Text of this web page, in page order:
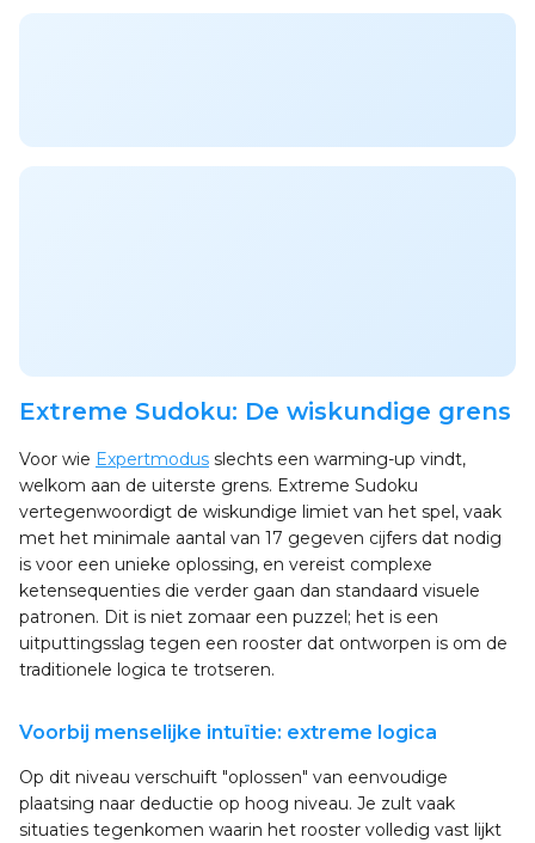
Extreme Sudoku: De wiskundige grens
Voor wie Expertmodus slechts een warming-up vindt,
welkom aan de uiterste grens. Extreme Sudoku
vertegenwoordigt de wiskundige limiet van het spel, vaak
met het minimale aantal van 17 gegeven cijfers dat nodig
is voor een unieke oplossing, en vereist complexe
ketensequenties die verder gaan dan standaard visuele
patronen. Dit is niet zomaar een puzzel; het is een
uitputtingsslag tegen een rooster dat ontworpen is om de
traditionele logica te trotseren.
Voorbij menselijke intuïtie: extreme logica
Op dit niveau verschuift "oplossen" van eenvoudige
plaatsing naar deductie op hoog niveau. Je zult vaak
situaties tegenkomen waarin het rooster volledig vast lijkt